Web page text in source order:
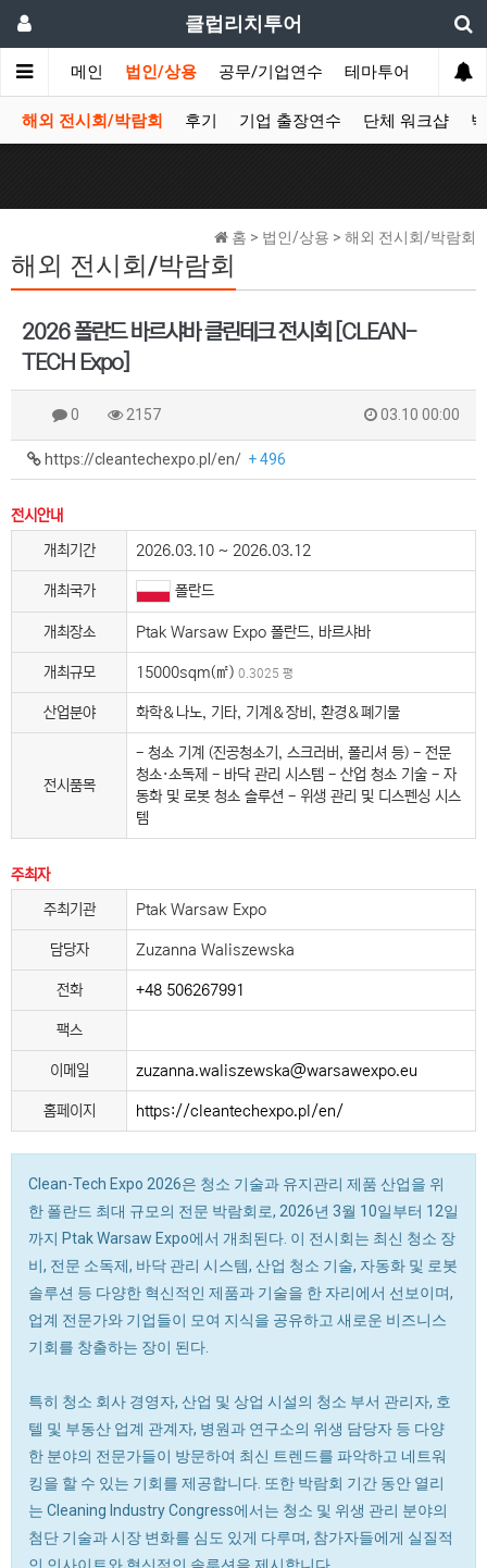
클럽리치투어
메인 법인/상용 공무/기업연수 테마투어 데이투
해외 전시회/박람회 후기 기업 출장연수 단체 워크샵
홈 > 법인/상용 > 해외 전시회/박람회
해외 전시회/박람회
2026 폴란드 바르샤바 클린테크 전시회 [CLEAN-
TECH Expo]
0 2157 03.10 00:00
https://cleantechexpo.pl/en/ + 496
전시안내
개최기간
2026.03.10 ~ 2026.03.12
개최국가 폴란드
개최장소 Ptak Warsaw Expo 폴란드, 바르샤바
개최규모 15000sqm(㎡) 0.3025 평
산업분야 화학＆나노, 기타, 기계＆장비, 환경＆폐기물
전시품목
- 청소 기계 (진공청소기, 스크러버, 폴리셔 등) - 전문
청소·소독제 - 바닥 관리 시스템 - 산업 청소 기술 - 자
동화 및 로봇 청소 솔루션 - 위생 관리 및 디스펜싱 시스
템
주최자
주최기관
Ptak Warsaw Expo
담당자 Zuzanna Waliszewska
전화 +48 506267991
팩스
이메일 zuzanna.waliszewska@warsawexpo.eu
홈페이지 https://cleantechexpo.pl/en/
Clean-Tech Expo 2026은 청소 기술과 유지관리 제품 산업을 위
한 폴란드 최대 규모의 전문 박람회로, 2026년 3월 10일부터 12일
까지 Ptak Warsaw Expo에서 개최된다. 이 전시회는 최신 청소 장
비, 전문 소독제, 바닥 관리 시스템, 산업 청소 기술, 자동화 및 로봇
솔루션 등 다양한 혁신적인 제품과 기술을 한 자리에서 선보이며,
업계 전문가와 기업들이 모여 지식을 공유하고 새로운 비즈니스
기회를 창출하는 장이 된다.
특히 청소 회사 경영자, 산업 및 상업 시설의 청소 부서 관리자, 호
텔 및 부동산 업계 관계자, 병원과 연구소의 위생 담당자 등 다양
한 분야의 전문가들이 방문하여 최신 트렌드를 파악하고 네트워
킹을 할 수 있는 기회를 제공합니다. 또한 박람회 기간 동안 열리
는 Cleaning Industry Congress에서는 청소 및 위생 관리 분야의
첨단 기술과 시장 변화를 심도 있게 다루며, 참가자들에게 실질적